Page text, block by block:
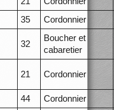
35 Cordonnier
32
Boucher et
cabaretier
21 Cordonnier
44
Cordonnier